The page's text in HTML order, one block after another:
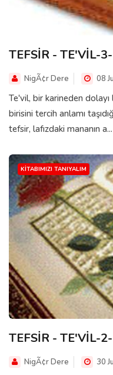
TEFSİR - TE'VİL-3-
NigÃ¢r Dere 08
Te'vil, bir karineden
birisini tercih anlamı
tefsir, lafızdaki mananın a...
KITABIMIZI TANIYALIM
TEFSİR - TE'VİL-2-
NigÃ¢r Dere 30